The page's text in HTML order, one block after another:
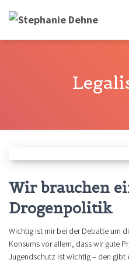
Wir brauchen
Drogenpolitik
Wichtig ist mir bei der Debatte um
Konsums vor allem, dass wir gute
Jugendschutz ist wichtig – den